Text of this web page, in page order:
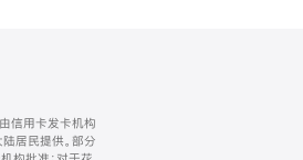
信用卡发卡机构
居民提供。部分